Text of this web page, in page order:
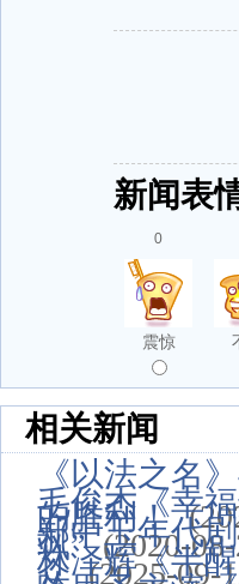
新闻表
0
震惊
相关新闻
《以法之名
的胜利！
毛俊杰《幸
飒” (2020-
郑中玉年代
众 (2025-09-
林泽辉《半